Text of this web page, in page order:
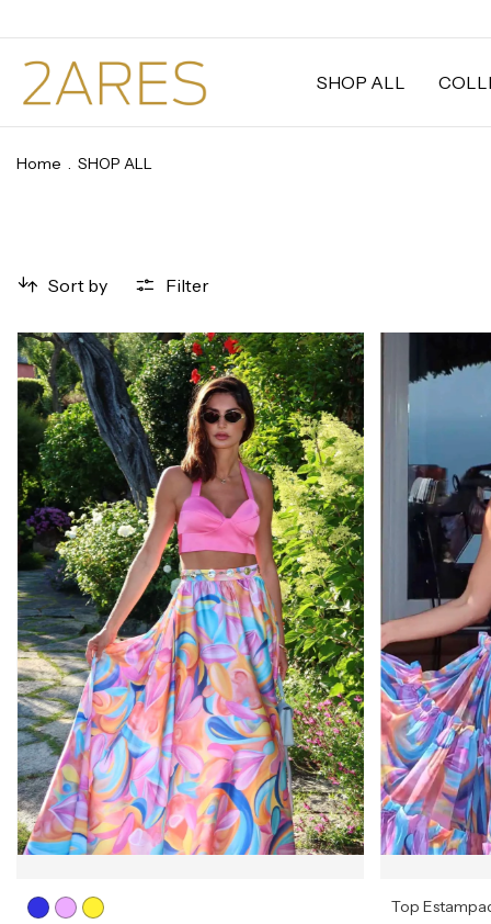
SHOP ALL
Home . SHOP ALL
Sort by Filter
Top